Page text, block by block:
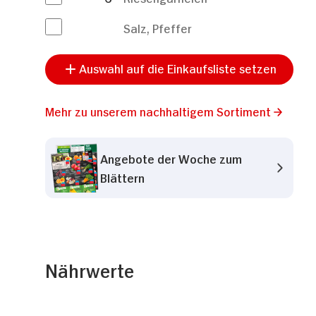
Salz, Pfeffer
Auswahl auf die Einkaufsliste setzen
Mehr zu unserem nachhaltigem Sortiment
Angebote der Woche zum
Blättern
Nährwerte